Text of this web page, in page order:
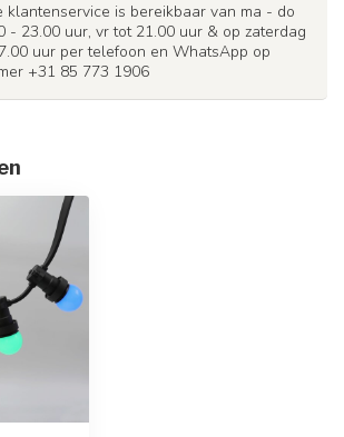
klantenservice is bereikbaar van ma - do
- 23.00 uur, vr tot 21.00 uur & op zaterdag
uur per telefoon en WhatsApp op
+31 85 773 1906